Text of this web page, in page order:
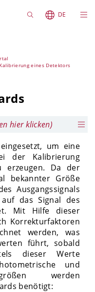
DE
eines Detektors
hier klicken)
um eine
der Kalibrierung
erzeugen. Da der
bekannter Größe
Ausgangssignals
das Signal des
Mit Hilfe dieser
Korrekturfaktoren
werden, was
führt, sobald
dieser Werte
und
werden
benötigt: